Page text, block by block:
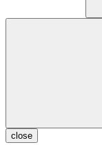
close